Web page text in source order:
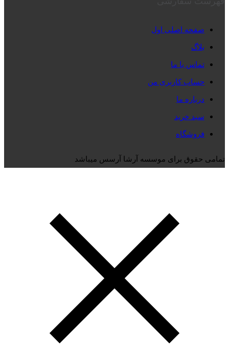
صفحه اصلی اول
بلاگ
تماس با ما
حساب کاربری من
درباره ما
سبد خرید
فروشگاه
تمامی حقوق برای موسسه آرشا آرسس میباشد